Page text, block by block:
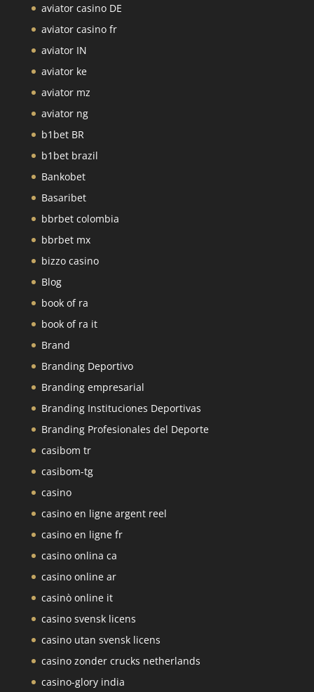
aviator casino DE
aviator casino fr
aviator IN
aviator ke
aviator mz
aviator ng
b1bet BR
b1bet brazil
Bankobet
Basaribet
bbrbet colombia
bbrbet mx
bizzo casino
Blog
book of ra
book of ra it
Brand
Branding Deportivo
Branding empresarial
Branding Instituciones Deportivas
Branding Profesionales del Deporte
casibom tr
casibom-tg
casino
casino en ligne argent reel
casino en ligne fr
casino onlina ca
casino online ar
casinò online it
casino svensk licens
casino utan svensk licens
casino zonder crucks netherlands
casino-glory india